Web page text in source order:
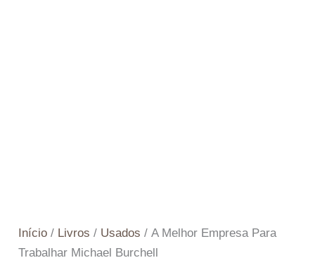
Início / Livros / Usados / A Melhor Empresa Para
Trabalhar Michael Burchell